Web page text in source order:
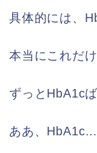
具体的には、
本当にこれだ
ずっとHbA1c
ああ、